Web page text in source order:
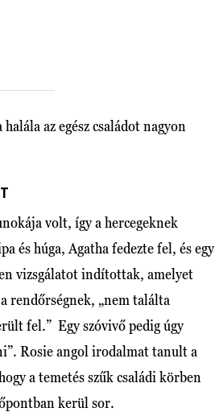
az egész családot nagyon
volt, így a hercegeknek
és húga, Agatha fedezte fel, és egy
vizsgálatot indítottak, amelyet
rendőrségnek, „nem találta
fel.” Egy szóvivő pedig úgy
Rosie angol irodalmat tanult a
a temetés szűk családi körben
kerül sor.